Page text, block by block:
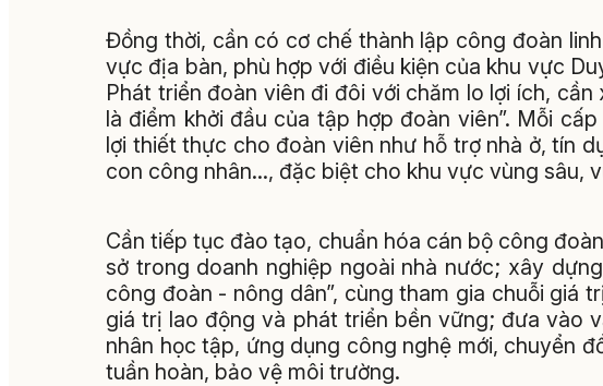
Đồng thời, cần có cơ chế thành lập công đoàn
vực địa bàn, phù hợp với điều kiện của khu vực
Phát triển đoàn viên đi đôi với chăm lo lợi ích,
là điểm khởi đầu của tập hợp đoàn viên”. Mỗi
lợi thiết thực cho đoàn viên như hỗ trợ nhà ở, tín
con công nhân…, đặc biệt cho khu vực vùng sâu,
Cần tiếp tục đào tạo, chuẩn hóa cán bộ công
sở trong doanh nghiệp ngoài nhà nước; xây
công đoàn - nông dân”, cùng tham gia chuỗi giá
giá trị lao động và phát triển bền vững; đưa vào
nhân học tập, ứng dụng công nghệ mới, chuyển
tuần hoàn, bảo vệ môi trường.